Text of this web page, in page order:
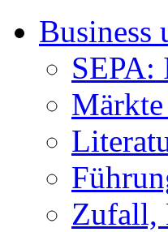
Business
SEPA:
Zufall,